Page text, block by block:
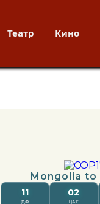
Театр Кино